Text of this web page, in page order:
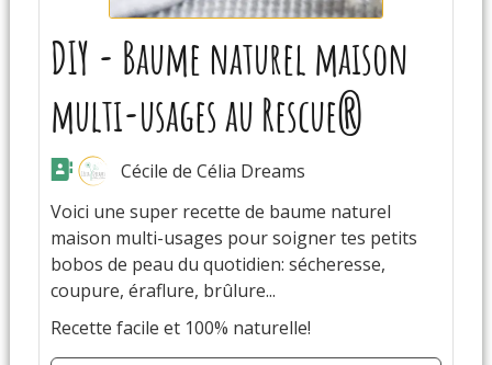
DIY - Baume naturel maison
multi-usages au Rescue®
Cécile de Célia Dreams
Voici une super recette de baume naturel
maison multi-usages pour soigner tes petits
bobos de peau du quotidien: sécheresse,
coupure, éraflure, brûlure...
Recette facile et 100% naturelle!